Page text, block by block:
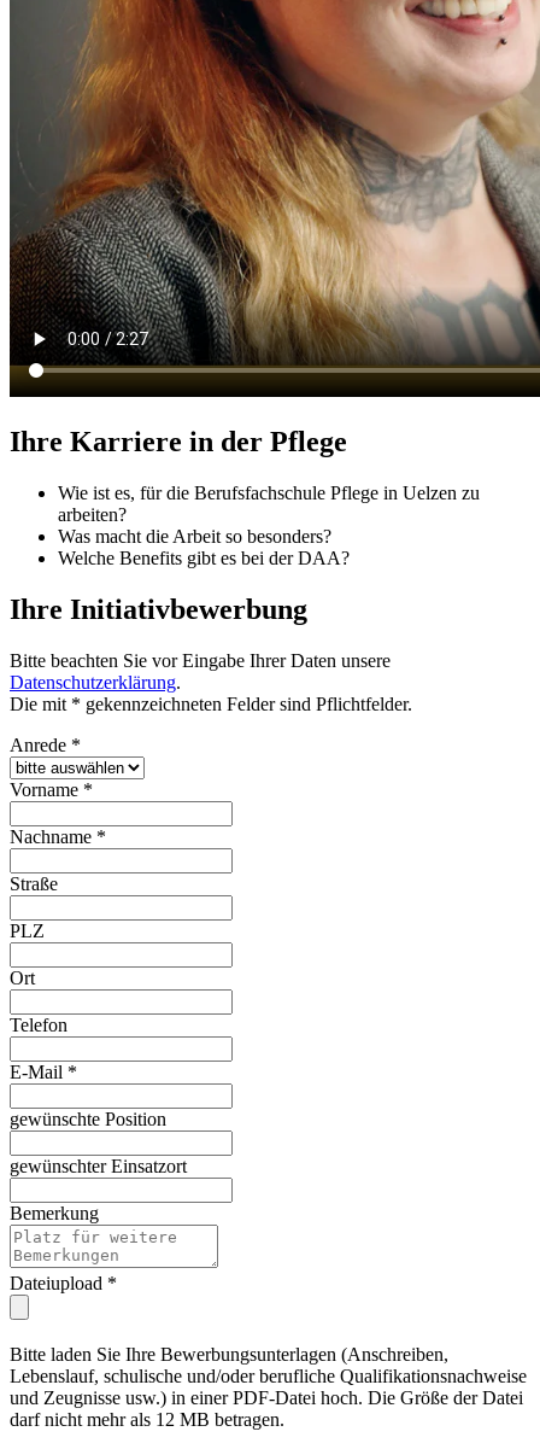
Ihre Karriere in der Pflege
Wie ist es, für die Berufsfachschule Pflege in Uelzen zu
arbeiten?
Was macht die Arbeit so besonders?
Welche Benefits gibt es bei der DAA?
Ihre Initiativbewerbung
Bitte beachten Sie vor Eingabe Ihrer Daten unsere
Datenschutzerklärung.
Die mit * gekennzeichneten Felder sind Pflichtfelder.
Anrede *
Vorname *
Nachname *
Straße
PLZ
Ort
Telefon
E-Mail *
gewünschte Position
gewünschter Einsatzort
Bemerkung
Dateiupload *
Bitte laden Sie Ihre Bewerbungsunterlagen (Anschreiben,
Lebenslauf, schulische und/oder berufliche Qualifikationsnachweise
und Zeugnisse usw.) in einer PDF-Datei hoch. Die Größe der Datei
darf nicht mehr als 12 MB betragen.